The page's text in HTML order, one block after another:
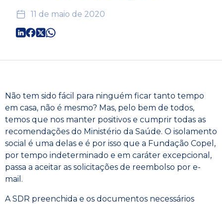
11 de maio de 2020
Não tem sido fácil para ninguém ficar tanto tempo
em casa, não é mesmo? Mas, pelo bem de todos,
temos que nos manter positivos e cumprir todas as
recomendações do Ministério da Saúde. O isolamento
social é uma delas e é por isso que a Fundação Copel,
por tempo indeterminado e em caráter excepcional,
passa a aceitar as solicitações de reembolso por e-
mail.
A SDR preenchida e os documentos necessários